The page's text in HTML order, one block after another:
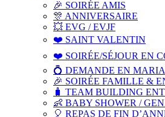
🎉 SOIRÉE AMIS
🎊​ ANNIVERSAIRE
💥 EVG / EVJF
❤️ SAINT VALENTIN
❤️ SOIRÉE/SÉJOUR EN
💍 DEMANDE EN
🎉 SOIRÉE FAMILLE &
🧳​ TEAM BUILDING
👶 BABY SHOWER /
🎈​ REPAS DE FIN